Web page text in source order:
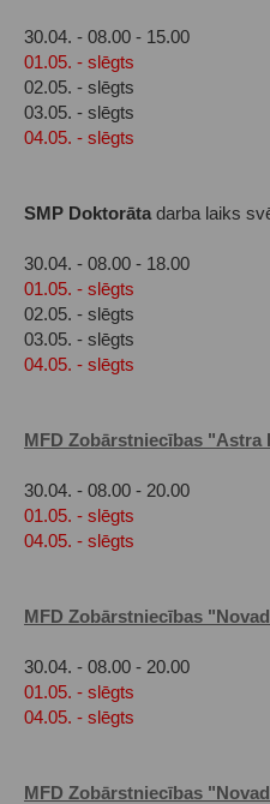
30.04. - 08.00 - 15.00
01.05. - slēgts
02.05. - slēgts
03.05. - slēgts
04.05. - slēgts
SMP Doktorāta darba laiks
30.04. - 08.00 - 18.00
01.05. - slēgts
02.05. - slēgts
03.05. - slēgts
04.05. - slēgts
MFD Zobārstniecības "Astra
30.04. - 08.00 - 20.00
01.05. - slēgts
04.05. - slēgts
MFD Zobārstniecības
30.04. - 08.00 - 20.00
01.05. - slēgts
04.05. - slēgts
MFD Zobārstniecības